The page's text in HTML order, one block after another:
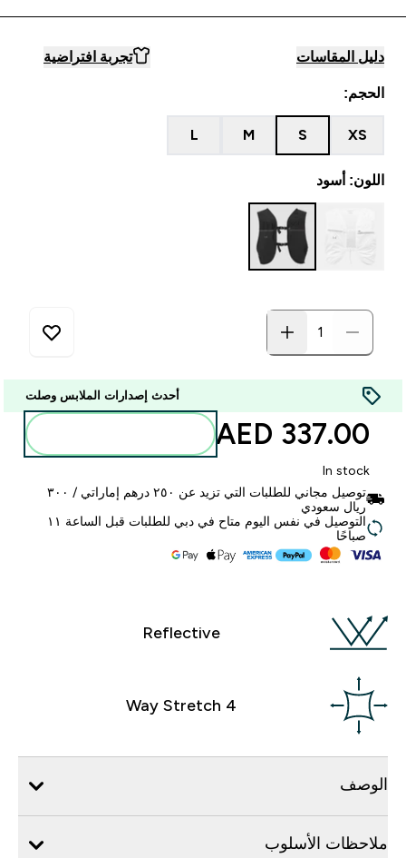
دليل المقاسات تجربة افتراضية
الحجم:
XS
S
M
L
اللون: أسود
أحدث إصدارات الملابس وصلت
337.00 AED‎
In stock
توصيل مجاني للطلبات التي تزيد عن ٢٥٠ درهم إماراتي / ٣٠٠
ريال سعودي
التوصيل في نفس اليوم متاح في دبي للطلبات قبل الساعة ١١
صباحًا
Reflective
4 Way Stretch
الوصف
ملاحظات الأسلوب